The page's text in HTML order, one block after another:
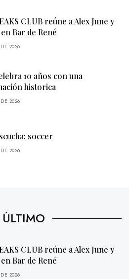
CLUB reúne a Alex June y
Bar de René
2026
10 años con una
historica
2026
soccer
2026
CLUB reúne a Alex June y
Bar de René
2026